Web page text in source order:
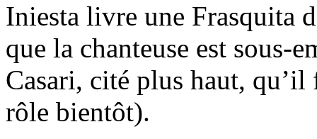
Iniesta livre une Frasquita
que la chanteuse est sous-
Casari, cité plus haut, qu’il
rôle bientôt).